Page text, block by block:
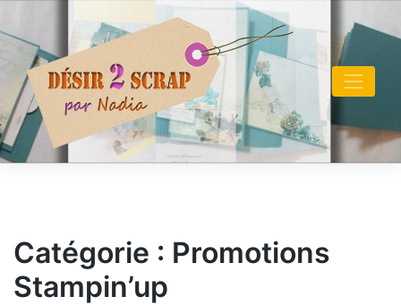
content
Catégorie : Promotions
Stampin’up